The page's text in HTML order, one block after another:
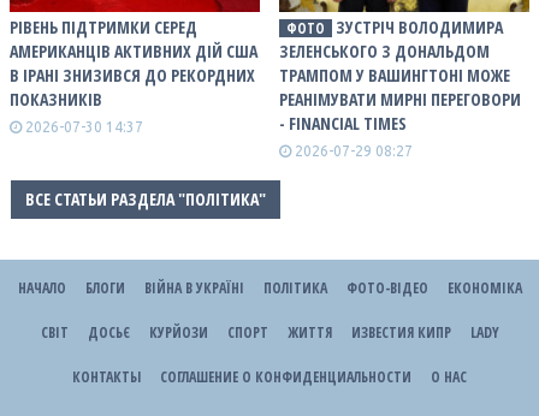
РІВЕНЬ ПІДТРИМКИ СЕРЕД
АМЕРИКАНЦІВ АКТИВНИХ ДІЙ США
В ІРАНІ ЗНИЗИВСЯ ДО РЕКОРДНИХ
ПОКАЗНИКІВ
2026-07-30 14:37
ФОТО
ЗУСТРІЧ ВОЛОДИМИРА
ЗЕЛЕНСЬКОГО З ДОНАЛЬДОМ
ТРАМПОМ У ВАШИНГТОНІ МОЖЕ
РЕАНІМУВАТИ МИРНІ ПЕРЕГОВОРИ
- FINANCIAL TIMES
2026-07-29 08:27
ВСЕ СТАТЬИ РАЗДЕЛА "ПОЛІТИКА"
НАЧАЛО БЛОГИ ВІЙНА В УКРАЇНІ ПОЛІТИКА ФОТО-ВІДЕО ЕКОНОМІКА
СВІТ ДОСЬЄ КУРЙОЗИ СПОРТ ЖИТТЯ ИЗВЕСТИЯ КИПР LADY
КОНТАКТЫ СОГЛАШЕНИЕ О КОНФИДЕНЦИАЛЬНОСТИ О НАС